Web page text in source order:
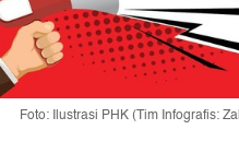
Foto: Ilustrasi PHK (Tim Infografis: